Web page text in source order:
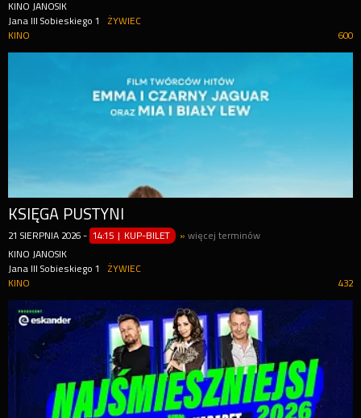
KINO JANOSIK
Jana III Sobieskiego 1
ŻYWIEC
600
KINO
KSIĘGA PUSTYNI
21 SIERPNIA 2026 - 14:15 | KUP-BILET »więcej terminów
KINO JANOSIK
Jana III Sobieskiego 1
ŻYWIEC
432
KINO